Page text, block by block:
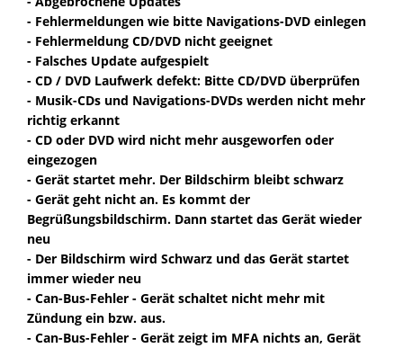
- Fehlermeldungen wie bitte Navigations-DVD einlegen
- Fehlermeldung CD/DVD nicht geeignet
- Falsches Update aufgespielt
- CD / DVD Laufwerk defekt: Bitte CD/DVD überprüfen
- Musik-CDs und Navigations-DVDs werden nicht mehr
richtig erkannt
- CD oder DVD wird nicht mehr ausgeworfen oder
eingezogen
- Gerät startet mehr. Der Bildschirm bleibt schwarz
- Gerät geht nicht an. Es kommt der
Begrüßungsbildschirm. Dann startet das Gerät wieder
neu
- Der Bildschirm wird Schwarz und das Gerät startet
immer wieder neu
- Can-Bus-Fehler - Gerät schaltet nicht mehr mit
Zündung ein bzw. aus.
- Can-Bus-Fehler - Gerät zeigt im MFA nichts an, Gerät